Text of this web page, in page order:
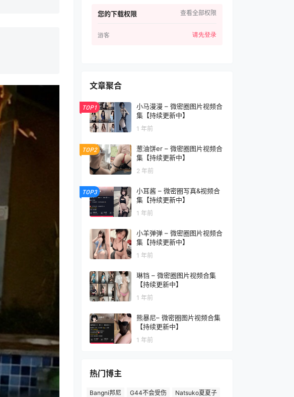
您的下载权限 查看全部权限
游客 请先登录
文章聚合
TOP1
小马漫漫 – 微密圈图片视频合
集【持续更新中】
1 年前
TOP2
葱油饼er – 微密圈图片视频合
集【持续更新中】
2 年前
TOP3
小耳酱 – 微密圈写真&视频合
集【持续更新中】
1 年前
小羊弹弹 – 微密圈图片视频合
集【持续更新中】
1 年前
琳铛 – 微密圈图片视频合集
【持续更新中】
1 年前
熊暴尼– 微密圈图片视频合集
【持续更新中】
1 年前
热门博主
Bangni邦尼 G44不会受伤
Natsuko夏夏子